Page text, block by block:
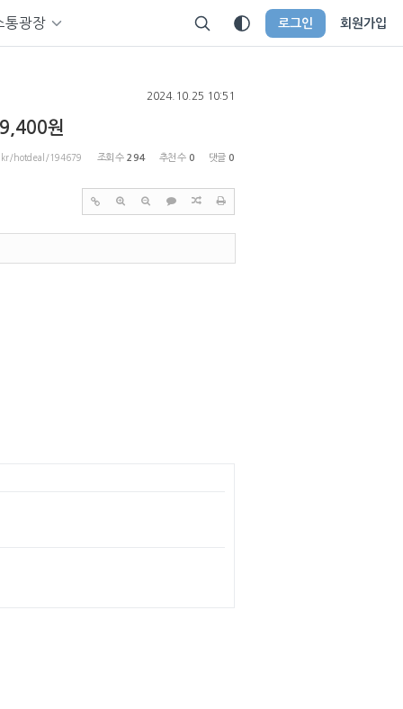
통광장 로그인 회원가입
2024.10.25 10:51
원
hotdeal/194679 조회 수 294 추천 수 0 댓글 0